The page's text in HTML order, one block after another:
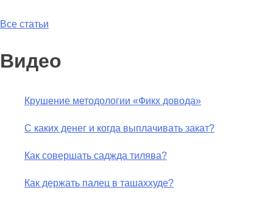
Все статьи
Видео
Крушение методологии «Фикх довода»
С каких денег и когда выплачивать закат?
Как совершать саджда тилява?
Как держать палец в ташаххуде?